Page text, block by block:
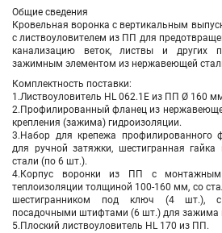
Общие сведения
Кровельная воронка с вертикальным
с листвоуловителем из ПП для
канализацию веток, листвы и других
зажимным элементом из нержавеющей
Комплектность поставки:
1.Листвоуловитель HL 062.1E из ПП Ø 160
2.Профилированный фланец из
крепления (зажима) гидроизоляции.
3.Набор для крепежа профилированного
для ручной затяжки, шестигранная
стали (по 6 шт.).
4.Корпус воронки из ПП с
теплоизоляции толщиной 100-160 мм, со
шестигранником под ключ (4 шт.), с
посадочными штифтами (6 шт.) для зажима
5.Плоский листвоуловитель HL 170 из ПП.